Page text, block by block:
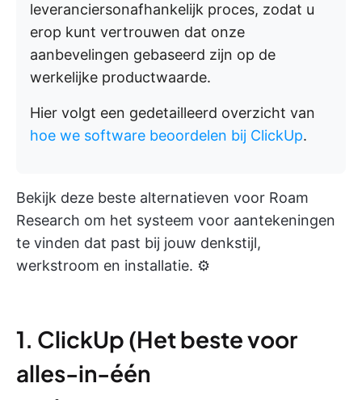
leveranciersonafhankelijk proces, zodat u
erop kunt vertrouwen dat onze
aanbevelingen gebaseerd zijn op de
werkelijke productwaarde.
Hier volgt een gedetailleerd overzicht van
hoe we software beoordelen bij ClickUp.
Bekijk deze beste alternatieven voor Roam
Research om het systeem voor aantekeningen
te vinden dat past bij jouw denkstijl,
werkstroom en installatie. ⚙️
1. ClickUp (Het beste voor
alles-in-één